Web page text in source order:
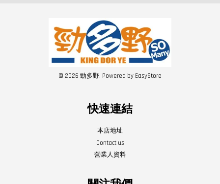
© 2026 勁多野. Powered by EasyStore
快速連結
本店地址
Contact us
營業人資料